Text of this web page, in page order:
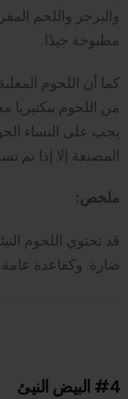
والبرجر واللحم
مطبوخة جيدًا.
كما أن اللحوم
من اللحوم ببكتيريا
يجب على النساء
المصنعة إلا إذا تم
ملخص:
قد تحتوي اللحوم
ضارة. وكقاعدة
#4 البيض النيئ